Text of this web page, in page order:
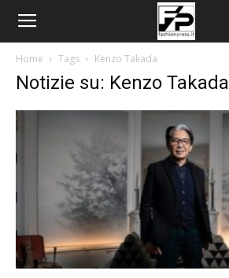
Home Tags Kenzo Takada
Notizie su: Kenzo Takada